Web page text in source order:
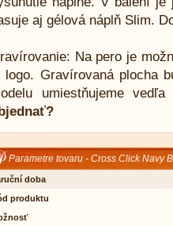
aj gélová náplň Slim.
Na pero je
logo. Gravírovaná plocha
umiestňujeme
Parametre tovaru - Cross Click Navy
doba
produktu